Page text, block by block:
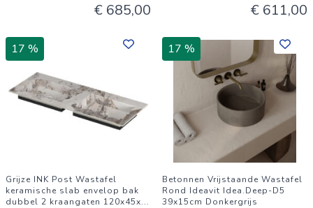
€ 685,00 € 611,00
17 %
Grijze INK Post Wastafel
keramische slab envelop bak
dubbel 2 kraangaten 120x45x...
17 %
Betonnen Vrijstaande Wastafel
Rond Ideavit Idea.Deep-D5
39x15cm Donkergrijs